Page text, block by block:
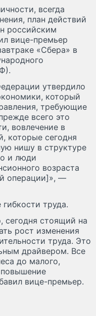
всегда
план действий
российским
вице-премьер
«Сбера» в
утвердило
который
требующие
всего это
вовлечение в
которые сегодня
нишу в структуре
и люди
возраста
операции]», —
труда.
сегодня стоящий на
рост изменения
труда. Это
драйвером. Все
до малого,
вице-премьер.